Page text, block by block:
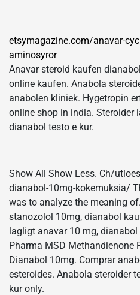
etsymagazine.com/anavar-
aminosyror
Anavar steroid kaufen
online kaufen. Anabola
anabolen kliniek. Hygetropin
online shop in india. Steroider
dianabol testo e kur.
Show All Show Less. Ch/
dianabol-10mg-kokemuksia/
was to analyze the meaning
stanozolol 10mg, dianabol
lagligt anavar 10 mg, dianabol
Pharma MSD Methandienone
Dianabol 10mg. Comprar
esteroides. Anabola steroider
kur only.